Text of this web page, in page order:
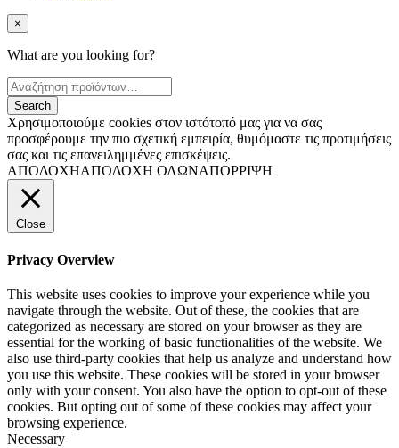
×
What are you looking for?
Χρησιμοποιούμε cookies στον ιστότοπό μας για να σας
προσφέρουμε την πιο σχετική εμπειρία, θυμόμαστε τις προτιμήσεις
σας και τις επανειλημμένες επισκέψεις.
ΑΠΟΔΟΧΗΑΠΟΔΟΧΗ ΟΛΩΝΑΠΟΡΡΙΨΗ
Close
Privacy Overview
This website uses cookies to improve your experience while you
navigate through the website. Out of these, the cookies that are
categorized as necessary are stored on your browser as they are
essential for the working of basic functionalities of the website. We
also use third-party cookies that help us analyze and understand how
you use this website. These cookies will be stored in your browser
only with your consent. You also have the option to opt-out of these
cookies. But opting out of some of these cookies may affect your
browsing experience.
Necessary